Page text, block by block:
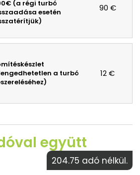
(a régi turbó
esetén
90 €
a turbó
12 €
együtt
204.75 adó nélkül.